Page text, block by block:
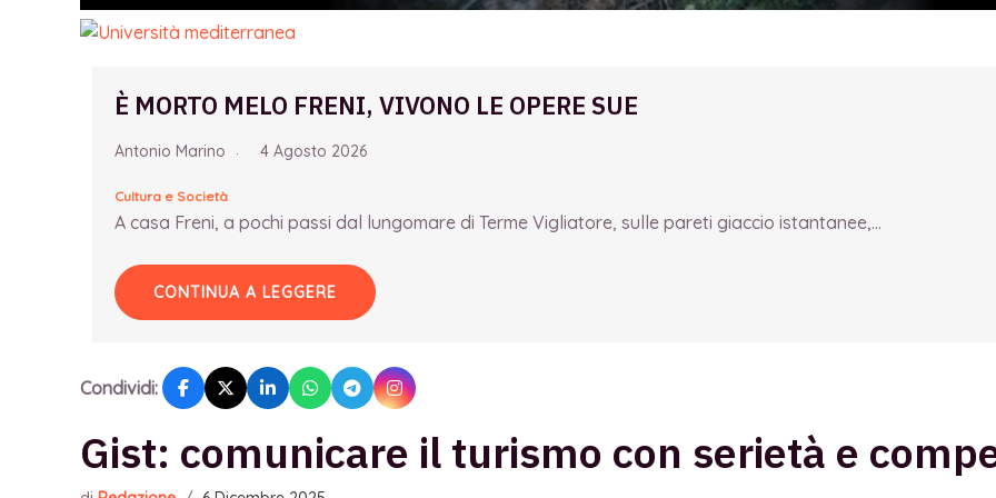
È MORTO MELO FRENI, VIVONO LE OPERE SUE
Antonio Marino 4 Agosto 2026
Cultura e Società
A casa Freni, a pochi passi dal lungomare di Terme Vigliatore, sulle pareti giaccio istantanee,...
CONTINUA A LEGGERE
Condividi:
Gist: comunicare il turismo con serietà e